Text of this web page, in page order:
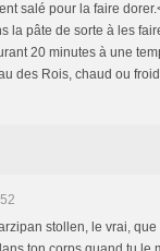
salé pour la faire
la pâte de sorte à les
20 minutes à une
des Rois, chaud ou
stollen, le vrai,